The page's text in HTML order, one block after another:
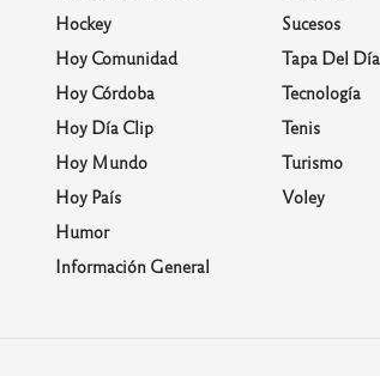
Hockey
Hoy Comunidad
Hoy Córdoba
Hoy Día Clip
Hoy Mundo
Hoy País
Humor
Información General
Sucesos
Tapa Del Día
Tecnología
Tenis
Turismo
Voley